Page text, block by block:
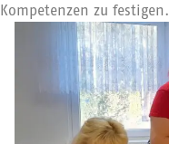
Kompetenzen zu festigen.